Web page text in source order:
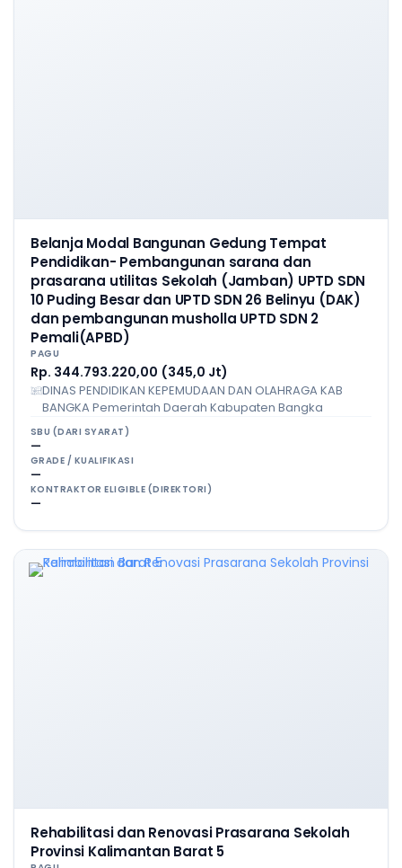
Belanja Modal Bangunan Gedung Tempat
Pendidikan- Pembangunan sarana dan
prasarana utilitas Sekolah (Jamban) UPTD SDN
10 Puding Besar dan UPTD SDN 26 Belinyu (DAK)
dan pembangunan musholla UPTD SDN 2
Pemali(APBD)
PAGU
Rp. 344.793.220,00 (345,0 Jt)
DINAS PENDIDIKAN KEPEMUDAAN DAN OLAHRAGA KAB
BANGKA Pemerintah Daerah Kabupaten Bangka
SBU (DARI SYARAT)
—
GRADE / KUALIFIKASI
—
KONTRAKTOR ELIGIBLE (DIREKTORI)
—
Rehabilitasi dan Renovasi Prasarana Sekolah
Provinsi Kalimantan Barat 5